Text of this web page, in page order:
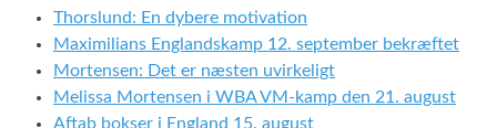
Thorslund: En dybere motivation
Maximilians Englandskamp 12. september bekræftet
Mortensen: Det er næsten uvirkeligt
Melissa Mortensen i WBA VM-kamp den 21. august
Aftab bokser i England 15. august